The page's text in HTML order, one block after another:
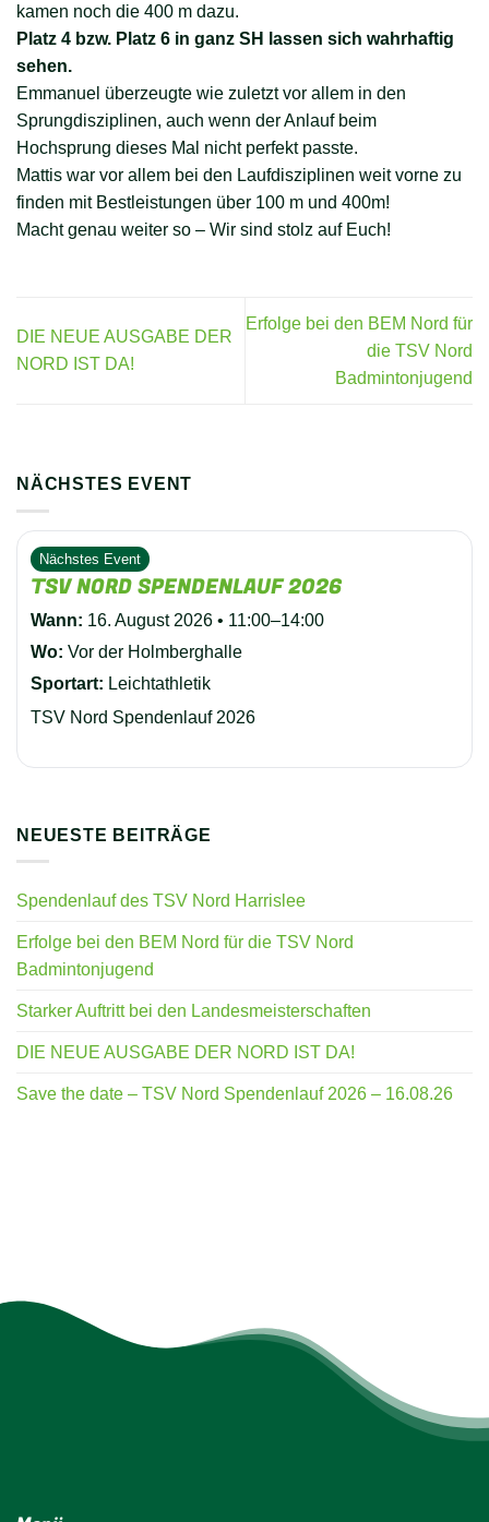
kamen noch die 400 m dazu.
Platz 4 bzw. Platz 6 in ganz SH lassen sich wahrhaftig
sehen.
Emmanuel überzeugte wie zuletzt vor allem in den
Sprungdisziplinen, auch wenn der Anlauf beim
Hochsprung dieses Mal nicht perfekt passte.
Mattis war vor allem bei den Laufdisziplinen weit vorne zu
finden mit Bestleistungen über 100 m und 400m!
Macht genau weiter so – Wir sind stolz auf Euch!
DIE NEUE AUSGABE DER
NORD IST DA!
Erfolge bei den BEM Nord für
die TSV Nord
Badmintonjugend
NÄCHSTES EVENT
Nächstes Event
TSV NORD SPENDENLAUF 2026
Wann: 16. August 2026 • 11:00–14:00
Wo: Vor der Holmberghalle
Sportart: Leichtathletik
TSV Nord Spendenlauf 2026
NEUESTE BEITRÄGE
Spendenlauf des TSV Nord Harrislee
Erfolge bei den BEM Nord für die TSV Nord
Badmintonjugend
Starker Auftritt bei den Landesmeisterschaften
DIE NEUE AUSGABE DER NORD IST DA!
Save the date – TSV Nord Spendenlauf 2026 – 16.08.26